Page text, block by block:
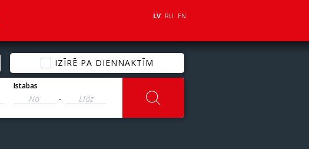
LV RU EN
IZĪRĒ PA DIENNAKTĪM
Istabas
-